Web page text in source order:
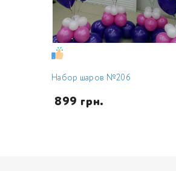
Набор шаров №206
899 грн.